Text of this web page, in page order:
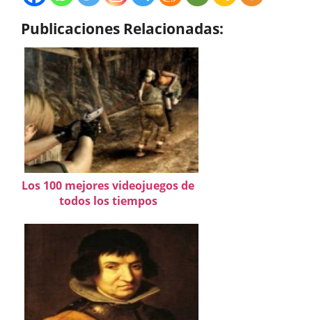
Publicaciones Relacionadas:
Los 100 mejores videojuegos de
todos los tiempos